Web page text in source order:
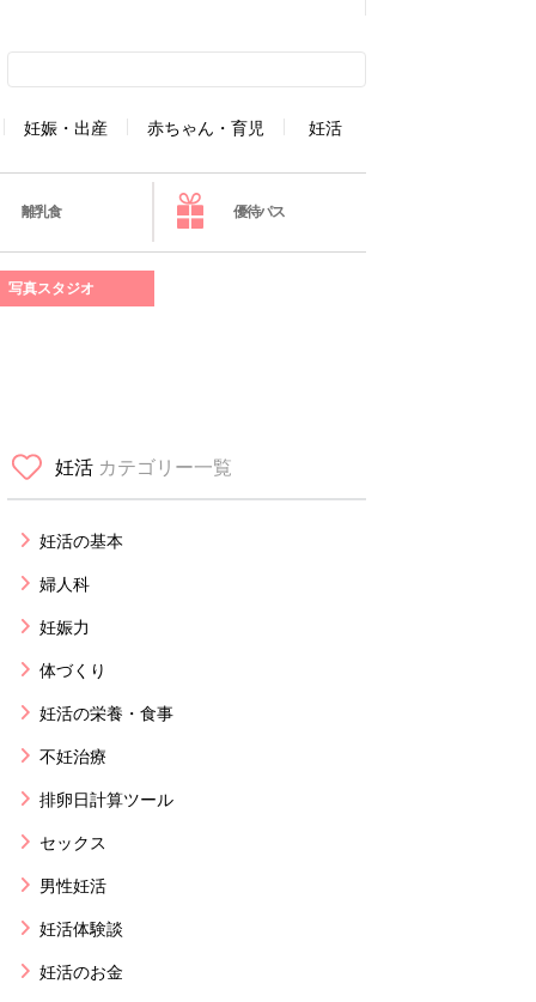
妊娠・出産 赤ちゃん・育児 妊活
離乳食 優待パス
写真スタジオ
妊活 カテゴリー一覧
妊活の基本
婦人科
妊娠力
体づくり
妊活の栄養・食事
不妊治療
排卵日計算ツール
セックス
男性妊活
妊活体験談
妊活のお金